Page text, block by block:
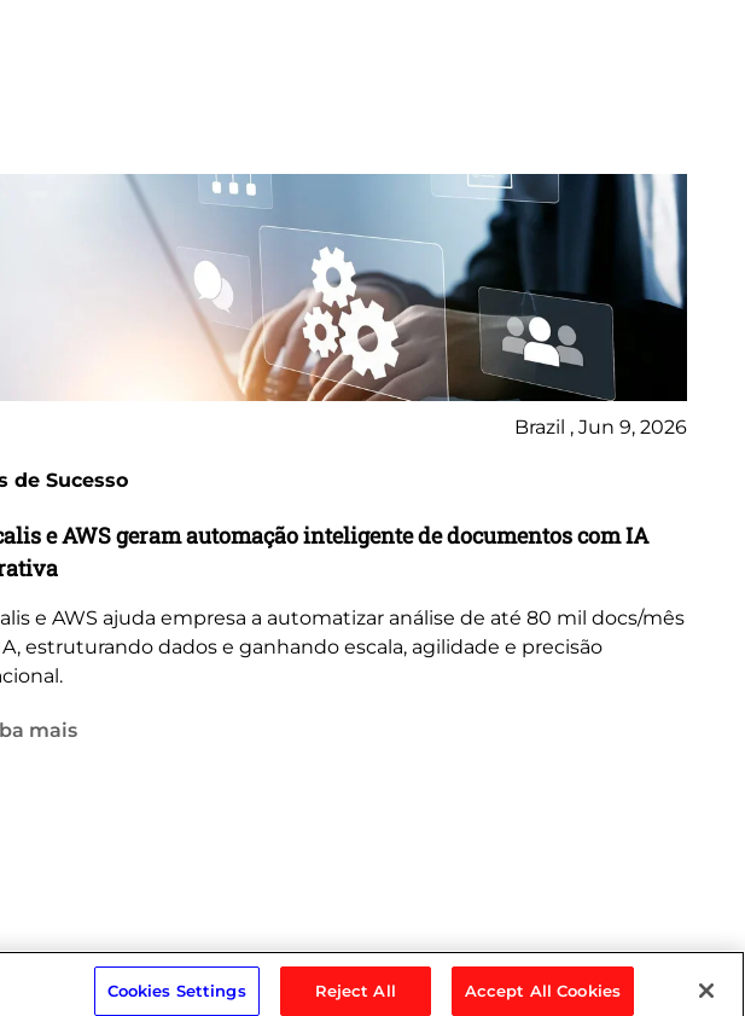
Brazil , Jun 9, 2026
de Sucesso
e AWS geram automação inteligente de documentos com IA
e AWS ajuda empresa a automatizar análise de até 80 mil docs/mês
estruturando dados e ganhando escala, agilidade e precisão
mais
Cookies Settings Reject All Accept All Cookies